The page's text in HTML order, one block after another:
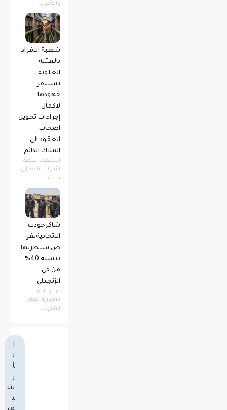
والتأهيل...
شعبة الافراد
بالعتبة
العلوية
تستنفر
جهودها
لاكمال
إجراءات تحويل
اصحاب
العقود الى
الملاك الدائم
استنفرت شعبة
الأفراد التابعة إلى
قسم...
شاكرجودت
الاتحاديةتفر
ض سيطرتها
بنسبة 40%
من حي
الزنجيلي
عراق تايمز
الاخبارية _بثينة
الناهي ...
ا
ل
أ
ر
ش
ي